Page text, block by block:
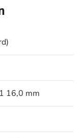
16,0 mm